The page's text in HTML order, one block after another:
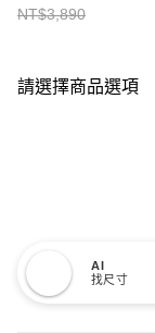
NT$3,890
請選擇商品選項
AI
找尺寸